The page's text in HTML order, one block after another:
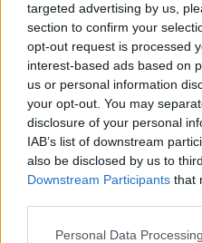
targeted advertising by us,
section to confirm your
opt-out request is processed
interest-based ads based on
us or personal information
your opt-out. You may
disclosure of your personal
IAB’s list of downstream
also be disclosed by us to
Downstream Participants that
Personal Data
Riorganizzazione
Si riunisce il
Giovani per il dono,
Amianto killer su
Gestione Fortezza
Riorganizzato il